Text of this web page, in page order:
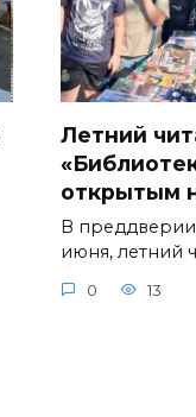
Летний
открытым
В
июня, летний
0 13